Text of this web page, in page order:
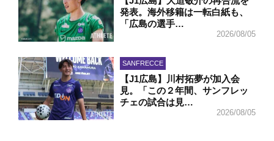
発表。海外移籍は一転白紙も、
「広島の選手…
2026/08/05
SANFRECCE
【J1広島】川村拓夢が加入会
見。「この２年間、サンフレッ
チェの試合は見…
2026/08/05